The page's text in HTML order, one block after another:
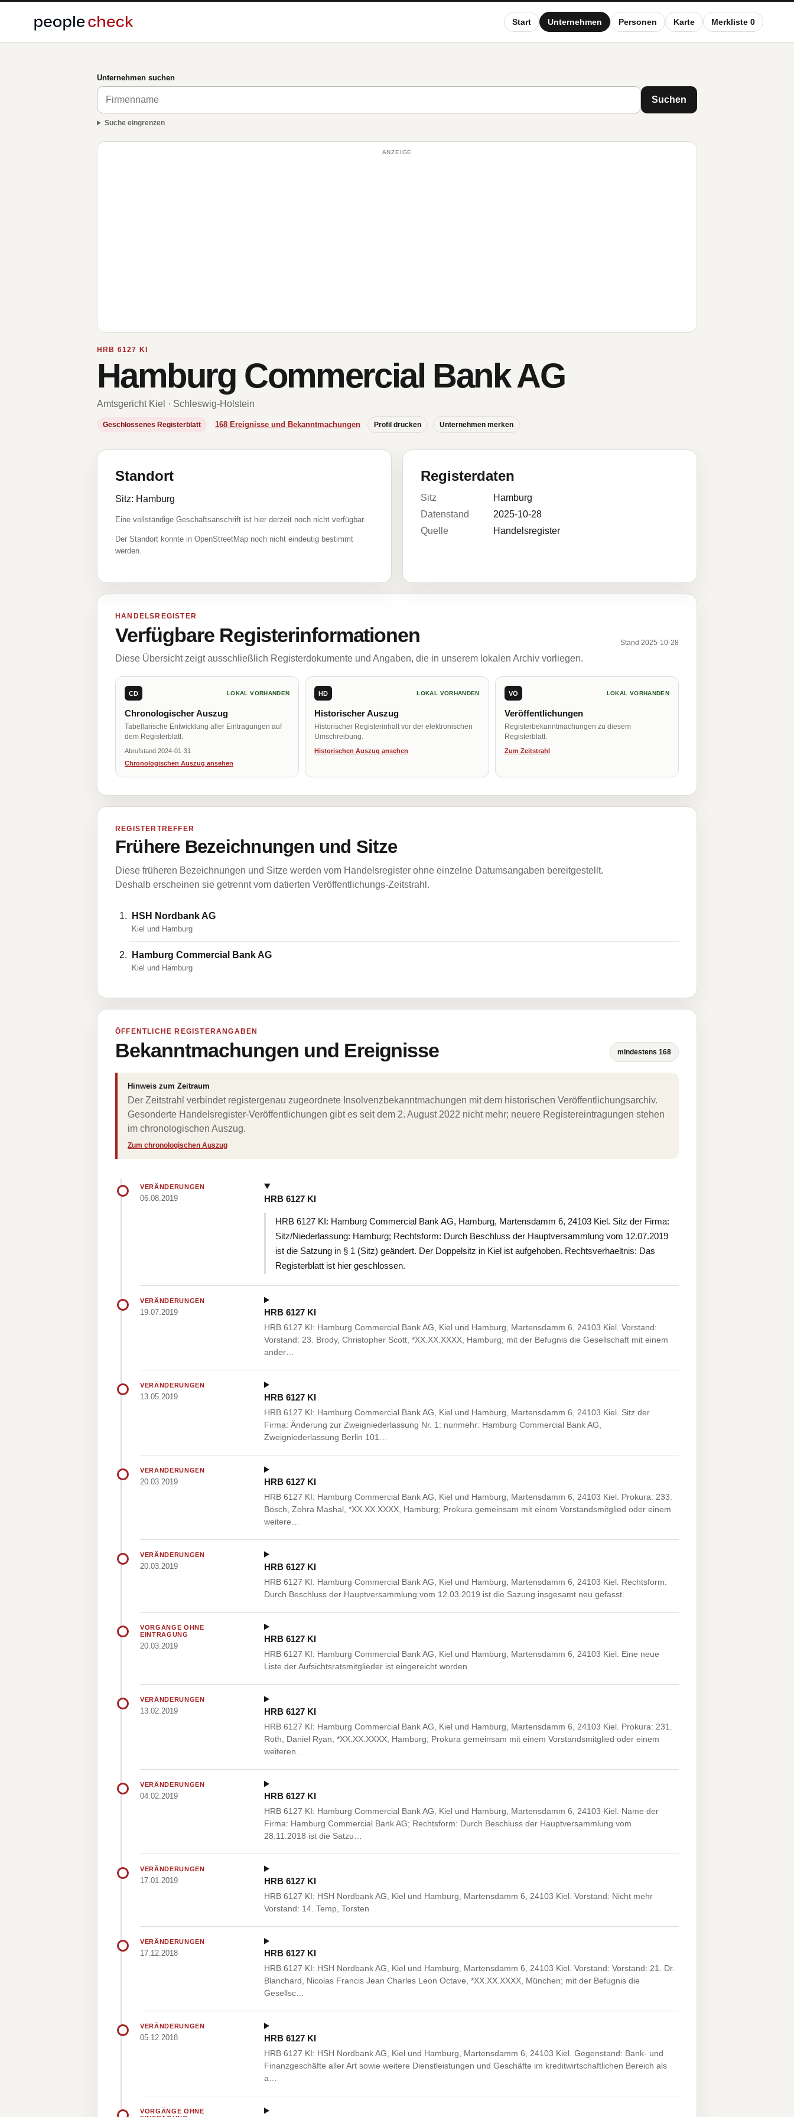
Start Unternehmen Personen Karte Merkliste 0
Unternehmen suchen
Suchen
Suche eingrenzen
ANZEIGE
HRB 6127 KI
Hamburg Commercial Bank AG
Amtsgericht Kiel · Schleswig-Holstein
Geschlossenes Registerblatt 168 Ereignisse und Bekanntmachungen Profil drucken Unternehmen merken
Standort
Sitz: Hamburg
Eine vollständige Geschäftsanschrift ist hier derzeit noch nicht verfügbar.
Der Standort konnte in OpenStreetMap noch nicht eindeutig bestimmt
werden.
Registerdaten
Sitz
Hamburg
Datenstand
2025-10-28
Quelle
Handelsregister
HANDELSREGISTER
Verfügbare Registerinformationen Stand 2025-10-28
Diese Übersicht zeigt ausschließlich Registerdokumente und Angaben, die in unserem lokalen Archiv vorliegen.
CD LOKAL VORHANDEN
Chronologischer Auszug
Tabellarische Entwicklung aller Eintragungen auf
dem Registerblatt.
Abrufstand 2024-01-31
Chronologischen Auszug ansehen
HD LOKAL VORHANDEN
Historischer Auszug
Historischer Registerinhalt vor der elektronischen
Umschreibung.
Historischen Auszug ansehen
VÖ LOKAL VORHANDEN
Veröffentlichungen
Registerbekanntmachungen zu diesem
Registerblatt.
Zum Zeitstrahl
REGISTERTREFFER
Frühere Bezeichnungen und Sitze
Diese früheren Bezeichnungen und Sitze werden vom Handelsregister ohne einzelne Datumsangaben bereitgestellt.
Deshalb erscheinen sie getrennt vom datierten Veröffentlichungs-Zeitstrahl.
HSH Nordbank AG
Kiel und Hamburg
Hamburg Commercial Bank AG
Kiel und Hamburg
ÖFFENTLICHE REGISTERANGABEN
Bekanntmachungen und Ereignisse mindestens 168
Hinweis zum Zeitraum
Der Zeitstrahl verbindet registergenau zugeordnete Insolvenzbekanntmachungen mit dem historischen Veröffentlichungsarchiv.
Gesonderte Handelsregister-Veröffentlichungen gibt es seit dem 2. August 2022 nicht mehr; neuere Registereintragungen stehen
im chronologischen Auszug.
Zum chronologischen Auszug
VERÄNDERUNGEN
06.08.2019 HRB 6127 KI
HRB 6127 KI: Hamburg Commercial Bank AG, Hamburg, Martensdamm 6, 24103 Kiel. Sitz der Firma:
Sitz/Niederlassung: Hamburg; Rechtsform: Durch Beschluss der Hauptversammlung vom 12.07.2019
ist die Satzung in § 1 (Sitz) geändert. Der Doppelsitz in Kiel ist aufgehoben. Rechtsverhaeltnis: Das
Registerblatt ist hier geschlossen.
VERÄNDERUNGEN
19.07.2019 HRB 6127 KI
HRB 6127 KI: Hamburg Commercial Bank AG, Kiel und Hamburg, Martensdamm 6, 24103 Kiel. Vorstand:
Vorstand: 23. Brody, Christopher Scott, *XX.XX.XXXX, Hamburg; mit der Befugnis die Gesellschaft mit einem
ander…
VERÄNDERUNGEN
13.05.2019 HRB 6127 KI
HRB 6127 KI: Hamburg Commercial Bank AG, Kiel und Hamburg, Martensdamm 6, 24103 Kiel. Sitz der
Firma: Änderung zur Zweigniederlassung Nr. 1: nunmehr: Hamburg Commercial Bank AG,
Zweigniederlassung Berlin 101…
VERÄNDERUNGEN
20.03.2019 HRB 6127 KI
HRB 6127 KI: Hamburg Commercial Bank AG, Kiel und Hamburg, Martensdamm 6, 24103 Kiel. Prokura: 233.
Bösch, Zohra Mashal, *XX.XX.XXXX, Hamburg; Prokura gemeinsam mit einem Vorstandsmitglied oder einem
weitere…
VERÄNDERUNGEN
20.03.2019 HRB 6127 KI
HRB 6127 KI: Hamburg Commercial Bank AG, Kiel und Hamburg, Martensdamm 6, 24103 Kiel. Rechtsform:
Durch Beschluss der Hauptversammlung vom 12.03.2019 ist die Sazung insgesamt neu gefasst.
VORGÄNGE OHNE
EINTRAGUNG
20.03.2019
HRB 6127 KI
HRB 6127 KI: Hamburg Commercial Bank AG, Kiel und Hamburg, Martensdamm 6, 24103 Kiel. Eine neue
Liste der Aufsichtsratsmitglieder ist eingereicht worden.
VERÄNDERUNGEN
13.02.2019 HRB 6127 KI
HRB 6127 KI: Hamburg Commercial Bank AG, Kiel und Hamburg, Martensdamm 6, 24103 Kiel. Prokura: 231.
Roth, Daniel Ryan, *XX.XX.XXXX, Hamburg; Prokura gemeinsam mit einem Vorstandsmitglied oder einem
weiteren …
VERÄNDERUNGEN
04.02.2019 HRB 6127 KI
HRB 6127 KI: Hamburg Commercial Bank AG, Kiel und Hamburg, Martensdamm 6, 24103 Kiel. Name der
Firma: Hamburg Commercial Bank AG; Rechtsform: Durch Beschluss der Hauptversammlung vom
28.11.2018 ist die Satzu…
VERÄNDERUNGEN
17.01.2019 HRB 6127 KI
HRB 6127 KI: HSH Nordbank AG, Kiel und Hamburg, Martensdamm 6, 24103 Kiel. Vorstand: Nicht mehr
Vorstand: 14. Temp, Torsten
VERÄNDERUNGEN
17.12.2018 HRB 6127 KI
HRB 6127 KI: HSH Nordbank AG, Kiel und Hamburg, Martensdamm 6, 24103 Kiel. Vorstand: Vorstand: 21. Dr.
Blanchard, Nicolas Francis Jean Charles Leon Octave, *XX.XX.XXXX, München; mit der Befugnis die
Gesellsc…
VERÄNDERUNGEN
05.12.2018 HRB 6127 KI
HRB 6127 KI: HSH Nordbank AG, Kiel und Hamburg, Martensdamm 6, 24103 Kiel. Gegenstand: Bank- und
Finanzgeschäfte aller Art sowie weitere Dienstleistungen und Geschäfte im kreditwirtschaftlichen Bereich als
a…
VORGÄNGE OHNE